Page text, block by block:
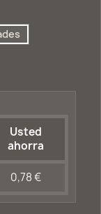
Usted
ahorra
0,78 €